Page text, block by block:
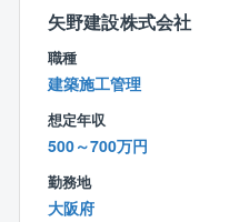
だけます。
■原則転勤がなく、工事範
ほとんど、東京であれば東
工事部の平均残業は25時間
■出産祝金1人目30万、2人
支給といった高額手当や、
担、万が一の際の所得補償
にも手厚い福利厚生も魅力
・リモートワーク制度有
す。
・月平均残業20H程度
社長や取締役員も実務を行
どの人員が少なく、技術者
設定でき、残業時間を抑え
・休日出勤はほとんど無し
矢野建設株式会社
職種
建築施工管理
想定年収
500～700万円
勤務地
大阪府